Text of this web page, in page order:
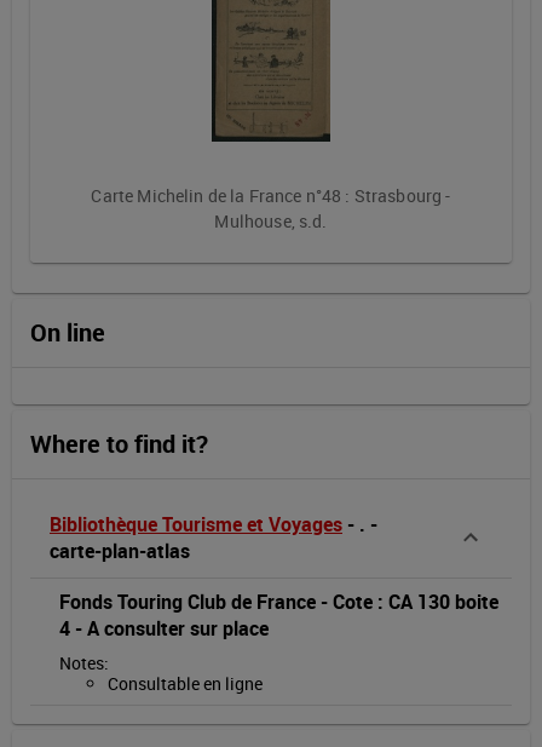
Carte Michelin de la France n°48 : Strasbourg -
Mulhouse, s.d.
On line
Where to find it?
Bibliothèque Tourisme et Voyages - . -
carte-plan-atlas
Fonds Touring Club de France -Cote : CA 130 boite
4 -A consulter sur place
Notes:
Consultable en ligne